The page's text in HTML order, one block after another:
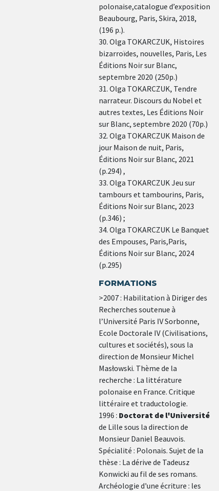
polonaise,catalogue d’exposition
Beaubourg, Paris, Skira, 2018,
(196 p.).
30. Olga TOKARCZUK, Histoires
bizarroïdes, nouvelles, Paris, Les
Éditions Noir sur Blanc,
septembre 2020 (250p.)
31. Olga TOKARCZUK, Tendre
narrateur. Discours du Nobel et
autres textes, Les Éditions Noir
sur Blanc, septembre 2020 (70p.)
32. Olga TOKARCZUK Maison de
jour Maison de nuit, Paris,
Éditions Noir sur Blanc, 2021
(p.294) ,
33. Olga TOKARCZUK Jeu sur
tambours et tambourins, Paris,
Éditions Noir sur Blanc, 2023
(p.346) ;
34. Olga TOKARCZUK Le Banquet
des Empouses, Paris,Paris,
Éditions Noir sur Blanc, 2024
(p.295)
FORMATIONS
>2007 : Habilitation à Diriger des
Recherches soutenue à
l’Université Paris IV Sorbonne,
Ecole Doctorale IV (Civilisations,
cultures et sociétés), sous la
direction de Monsieur Michel
Masłowski. Thème de la
recherche : La littérature
polonaise en France. Critique
littéraire et traductologie.
1996 : Doctorat de l'Université
de Lille sous la direction de
Monsieur Daniel Beauvois.
Spécialité : Polonais. Sujet de la
thèse : La dérive de Tadeusz
Konwicki au fil de ses romans.
Archéologie d'une écriture : les